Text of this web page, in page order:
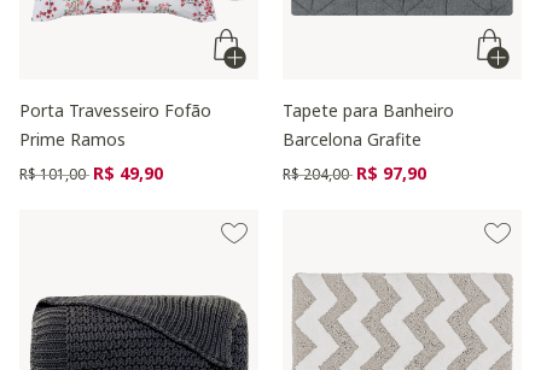
Porta Travesseiro Fofão
Prime Ramos
Preço reduzido de
R$ 101,00 para
R$ 49,90
Tapete para Banheiro
Barcelona Grafite
Preço reduzido de
R$ 204,00 para
R$ 97,90